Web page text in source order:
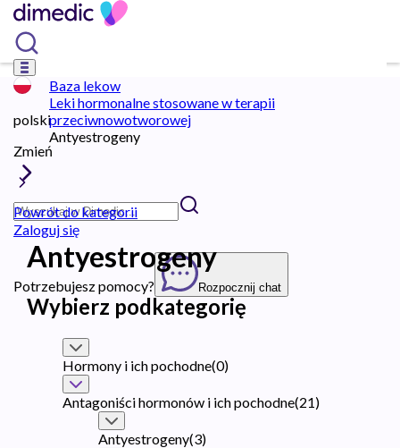
polski
Zmień
Zaloguj się
Potrzebujesz pomocy? Rozpocznij chat
Baza lekow
Leki hormonalne stosowane w terapii
przeciwnowotworowej
Antyestrogeny
Powrót do kategorii
Antyestrogeny
Wybierz podkategorię
Hormony i ich pochodne(0)
Antagoniści hormonów i ich pochodne(21)
Antyestrogeny(3)